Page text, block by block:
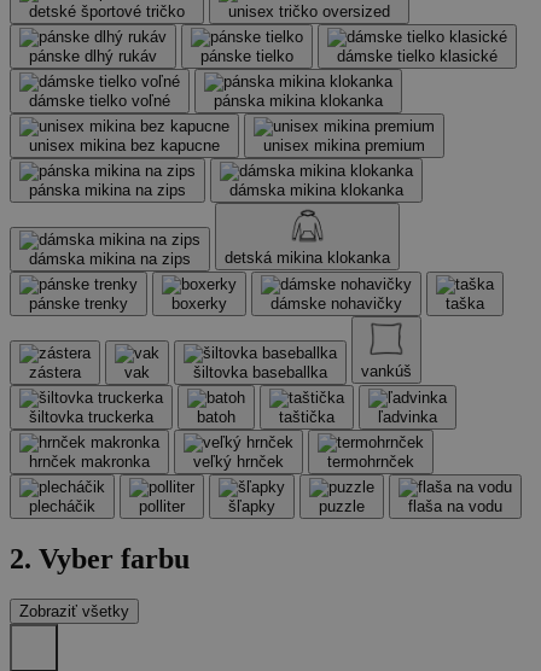
detské športové tričko unisex tričko oversized
pánske dlhý rukáv pánske tielko dámske tielko klasické
dámske tielko voľné pánska mikina klokanka
unisex mikina bez kapucne unisex mikina premium
pánska mikina na zips dámska mikina klokanka
dámska mikina na zips detská mikina klokanka
pánske trenky boxerky dámske nohavičky taška
zástera vak šiltovka baseballka vankúš
šiltovka truckerka batoh taštička ľadvinka
hrnček makronka veľký hrnček termohrnček
plecháčik polliter šľapky puzzle flaša na vodu
2. Vyber farbu
Zobraziť všetky